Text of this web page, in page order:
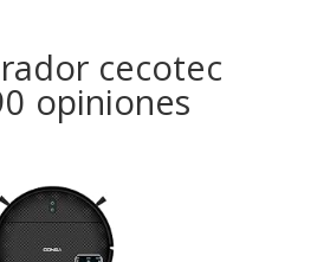
cecotec
opiniones